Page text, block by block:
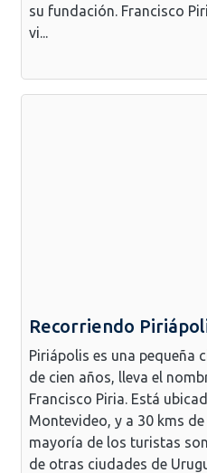
su fundación. Francisco
vi...
Recorriendo
Piriápolis es una pequeña
de cien años, lleva el
Francisco Piria. Está
Montevideo, y a 30 kms de
mayoría de los turistas
de otras ciudades de